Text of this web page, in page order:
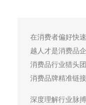
在消费者偏好快
越人才是消费品
消费品行业猎头
消费品牌精准链
深度理解行业脉